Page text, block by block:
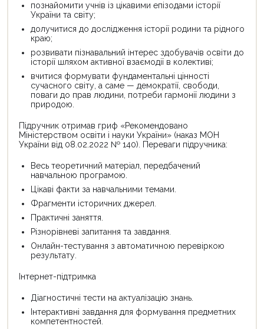
познайомити учнів із цікавими епізодами історії
України та світу;
долучитися до дослідження історії родини та рідного
краю;
розвивати пізнавальний інтерес здобувачів освіти до
історії шляхом активної взаємодії в колективі;
вчитися формувати фундаментальні цінності
сучасного світу, а саме — демократії, свободи,
поваги до прав людини, потреби гармонії людини з
природою.
Підручник отримав гриф «Рекомендовано
Міністерством освіти і науки України» (наказ МОН
України від 08.02.2022 № 140). Переваги підручника:
Весь теоретичний матеріал, передбачений
навчальною програмою.
Цікаві факти за навчальними темами.
Фрагменти історичних джерел.
Практичні заняття.
Різнорівневі запитання та завдання.
Онлайн-тестування з автоматичною перевіркою
результату.
Інтернет-підтримка
Діагностичні тести на актуалізацію знань.
Інтерактивні завдання для формування предметних
компетентностей.